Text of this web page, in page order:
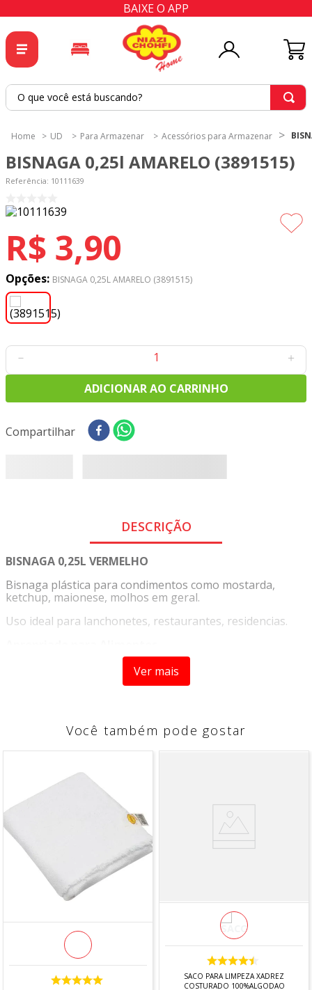
BAIXE O APP
O que você está buscando?
UD Para Armazenar Acessórios para Armazenar
BISNAGA 0,25l AMARELO (3891515)
Referência: 10111639
R$ 3,90
Opções: BISNAGA 0,25L AMARELO (3891515)
＋
－
ADICIONAR AO CARRINHO
Compartilhar
DESCRIÇÃO
BISNAGA 0,25L VERMELHO
Bisnaga plástica para condimentos como mostarda,
ketchup, maionese, molhos em geral.
Uso ideal para lanchonetes, restaurantes, residencias.
Permitido colocar na Lava-louças
Ver mais
Você também pode gostar
SACO PARA LIMPEZA XADREZ
COSTURADO 100%ALGODAO
2º
tapete
4 º
tecido percal
5º
tapetes
tecido tricoline
7º
percal
8º
tricoline digital